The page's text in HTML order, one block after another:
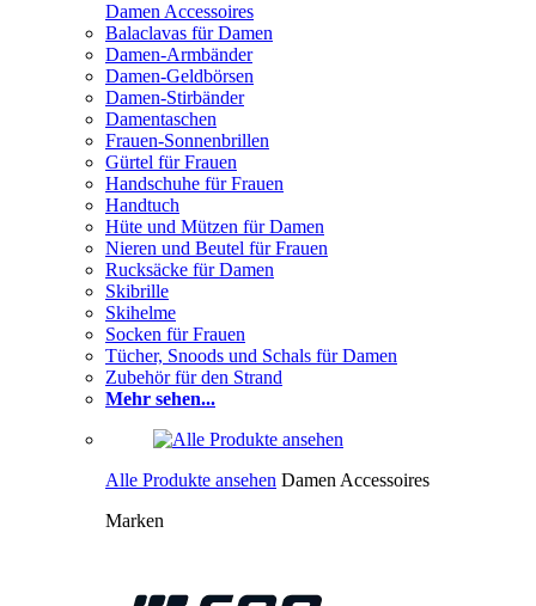
Damen Accessoires
Balaclavas für Damen
Damen-Armbänder
Damen-Geldbörsen
Damen-Stirbänder
Damentaschen
Frauen-Sonnenbrillen
Gürtel für Frauen
Handschuhe für Frauen
Handtuch
Hüte und Mützen für Damen
Nieren und Beutel für Frauen
Rucksäcke für Damen
Skibrille
Skihelme
Socken für Frauen
Tücher, Snoods und Schals für Damen
Zubehör für den Strand
Mehr sehen...
Alle Produkte ansehen Damen Accessoires
Marken